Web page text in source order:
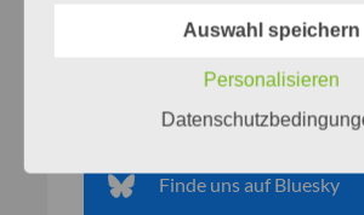
Netzwerke
Finde uns auf Bluesky
Auswahl speichern
Personalisieren